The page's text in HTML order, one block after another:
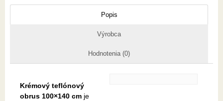
Popis
Výrobca
Hodnotenia (0)
Krémový teflónový
obrus 100×140 cm je